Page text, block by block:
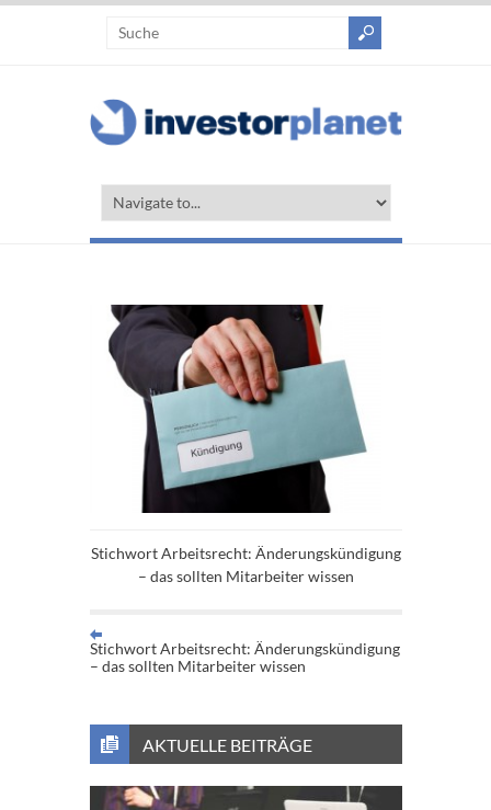
Stichwort Arbeitsrecht: Änderungskündigung
– das sollten Mitarbeiter wissen
Stichwort Arbeitsrecht: Änderungskündigung
– das sollten Mitarbeiter wissen
AKTUELLE BEITRÄGE